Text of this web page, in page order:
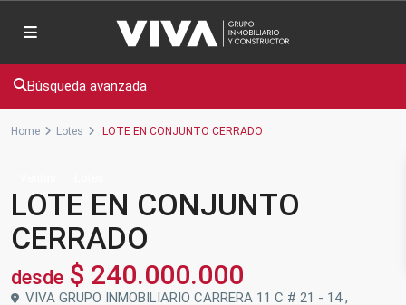
Búsqueda avanzada
Home Lotes LOTE EN CONJUNTO CERRADO
LOTE EN CONJUNTO
CERRADO
desde $ 240.000.000
VIVA GRUPO INMOBILIARIO CARRERA 11 C # 21 - 14 ,